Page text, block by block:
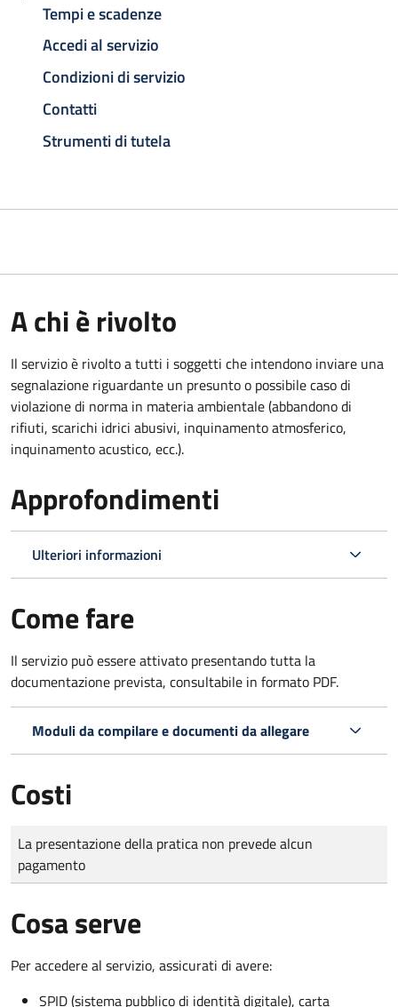
Tempi e scadenze
Accedi al servizio
Condizioni di servizio
Contatti
Strumenti di tutela
A chi è rivolto
Il servizio è rivolto a tutti i soggetti che intendono inviare una
segnalazione riguardante un presunto o possibile caso di
violazione di norma in materia ambientale (abbandono di
rifiuti, scarichi idrici abusivi, inquinamento atmosferico,
inquinamento acustico, ecc.).
Approfondimenti
Ulteriori informazioni
Come fare
Il servizio può essere attivato presentando tutta la
documentazione prevista, consultabile in formato PDF.
Moduli da compilare e documenti da allegare
Costi
Tipo di pagamento
Importo
La presentazione della pratica non prevede alcun
pagamento
Cosa serve
Per accedere al servizio, assicurati di avere:
SPID (sistema pubblico di identità digitale), carta